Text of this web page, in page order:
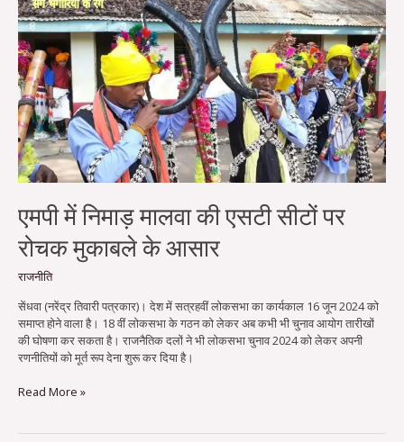
एमपी में निमाड़ मालवा की एसटी सीटों पर
रोचक मुकाबले के आसार
राजनीति
सेंधवा (नरेंद्र तिवारी पत्रकार)। देश में सत्रहवीं लोकसभा का कार्यकाल 16 जून 2024 को
समाप्त होने वाला है। 18 वीं लोकसभा के गठन को लेकर अब कभी भी चुनाव आयोग तारीखों
की घोषणा कर सकता है। राजनैतिक दलों ने भी लोकसभा चुनाव 2024 को लेकर अपनी
रणनीतियों को मूर्त रूप देना शुरू कर दिया है।
निमाड़
मालवा
की
एसटी
सीटों
पर
रोचक
मुकाबले
के
आसार
Read More »